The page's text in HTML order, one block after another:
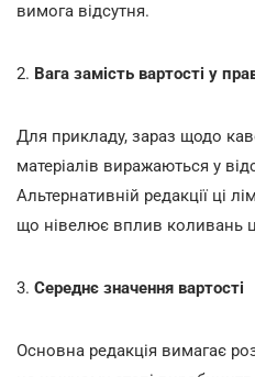
вимога відсутня.
2. Вага замість вартості у
Для прикладу, зараз щодо
матеріалів виражаються у
Альтернативній редакції ці
що нівелює вплив коливань
3. Середнє значення вартості
Основна редакція вимагає